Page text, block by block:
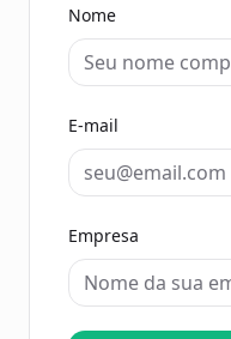
Nome
E-mail
Empresa